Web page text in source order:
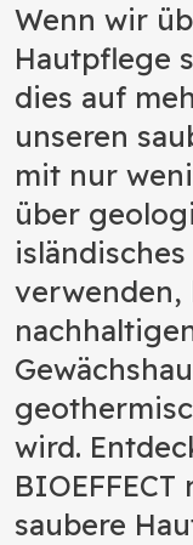
Wenn wir
Hautpflege
dies auf
unseren
mit nur
über
verwenden,
wird.
saubere